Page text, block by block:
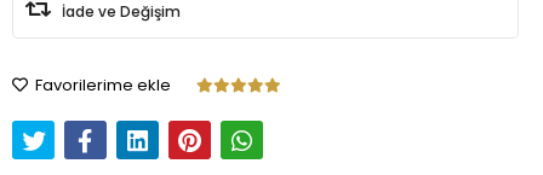
İade ve Değişim
Favorilerime ekle